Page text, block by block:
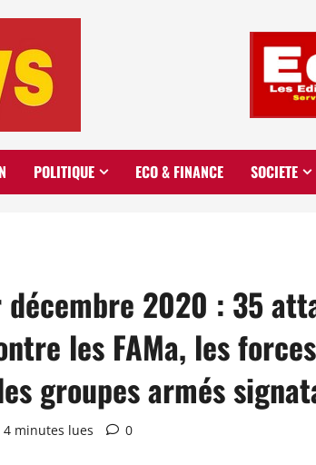
POLITIQUE ECO & FINANCE SOCIETE
2020 : 35
les FAMa, les
groupes armés
4 minutes lues 0